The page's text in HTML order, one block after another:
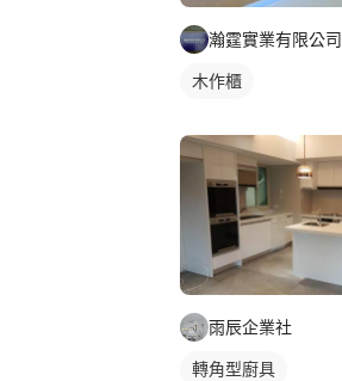
瀚霆實業有限公司
木作櫃
雨辰企業社
轉角型廚具